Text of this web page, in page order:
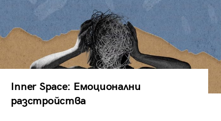
Inner Space: Емоционални
разстройства